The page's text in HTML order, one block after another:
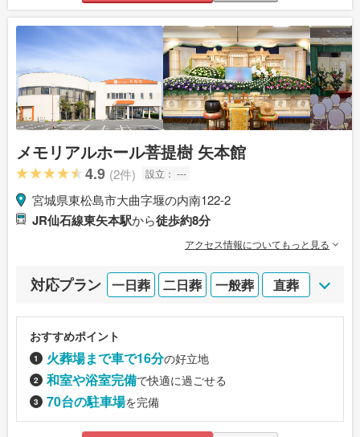
メモリアルホール菩提樹 矢本館
4.9 (2件) 設立： ---
宮城県東松島市大曲字堰の内南122-2
JR仙石線東矢本駅から徒歩約8分
アクセス情報についてもっと見る
対応プラン 一日葬 二日葬 一般葬 直葬
おすすめポイント
火葬場まで車で16分の好立地
和室や浴室完備で快適に過ごせる
70台の駐車場を完備